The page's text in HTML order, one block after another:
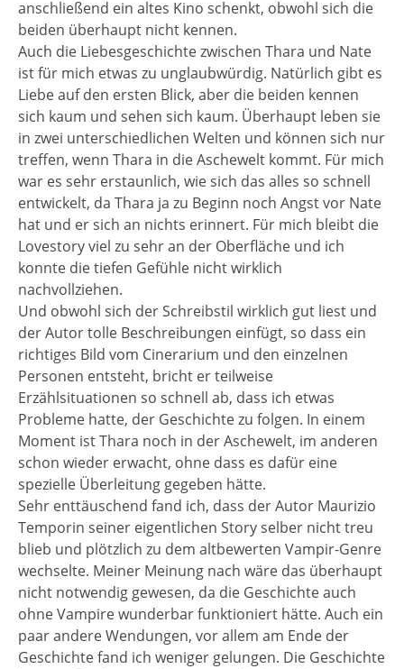
anschließend ein altes Kino schenkt, obwohl sich die
beiden überhaupt nicht kennen.
Auch die Liebesgeschichte zwischen Thara und Nate
ist für mich etwas zu unglaubwürdig. Natürlich gibt es
Liebe auf den ersten Blick, aber die beiden kennen
sich kaum und sehen sich kaum. Überhaupt leben sie
in zwei unterschiedlichen Welten und können sich nur
treffen, wenn Thara in die Aschewelt kommt. Für mich
war es sehr erstaunlich, wie sich das alles so schnell
entwickelt, da Thara ja zu Beginn noch Angst vor Nate
hat und er sich an nichts erinnert. Für mich bleibt die
Lovestory viel zu sehr an der Oberfläche und ich
konnte die tiefen Gefühle nicht wirklich
nachvollziehen.
Und obwohl sich der Schreibstil wirklich gut liest und
der Autor tolle Beschreibungen einfügt, so dass ein
richtiges Bild vom Cinerarium und den einzelnen
Personen entsteht, bricht er teilweise
Erzählsituationen so schnell ab, dass ich etwas
Probleme hatte, der Geschichte zu folgen. In einem
Moment ist Thara noch in der Aschewelt, im anderen
schon wieder erwacht, ohne dass es dafür eine
spezielle Überleitung gegeben hätte.
Sehr enttäuschend fand ich, dass der Autor Maurizio
Temporin seiner eigentlichen Story selber nicht treu
blieb und plötzlich zu dem altbewerten Vampir-Genre
wechselte. Meiner Meinung nach wäre das überhaupt
nicht notwendig gewesen, da die Geschichte auch
ohne Vampire wunderbar funktioniert hätte. Auch ein
paar andere Wendungen, vor allem am Ende der
Geschichte fand ich weniger gelungen. Die Geschichte